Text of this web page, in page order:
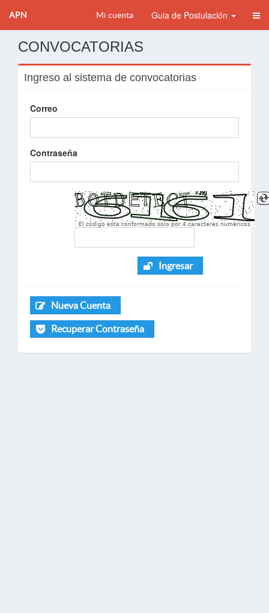
APN Mi cuenta Guia de Postulación
CONVOCATORIAS
Ingreso al sistema de convocatorias
Correo
Contraseña
El codigo esta conformado solo por 4 caracteres numèricos
Ingresar
Nueva Cuenta
Recuperar Contraseña